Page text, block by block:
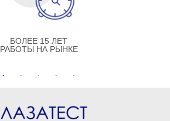
БОЛЕЕ 15 ЛЕТ
РАБОТЫ НА РЫНКЕ